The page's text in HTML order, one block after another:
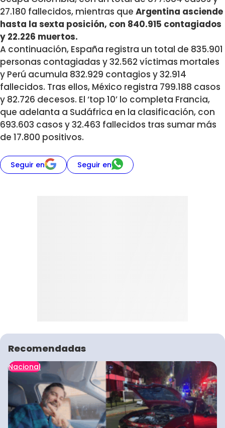
27.180 fallecidos, mientras que Argentina asciende
hasta la sexta posición, con 840.915 contagiados
y 22.226 muertos.
A continuación, España registra un total de 835.901
personas contagiadas y 32.562 víctimas mortales
y Perú acumula 832.929 contagios y 32.914
fallecidos. Tras ellos, México registra 799.188 casos
y 82.726 decesos. El ‘top 10’ lo completa Francia,
que adelanta a Sudáfrica en la clasificación, con
693.603 casos y 32.463 fallecidos tras sumar más
de 17.800 positivos.
Seguir en Seguir en
Recomendadas
Nacional